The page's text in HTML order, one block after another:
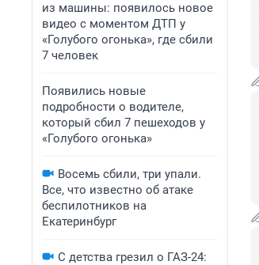
из машины: появилось новое
видео с моментом ДТП у
«Голубого огонька», где сбили
7 человек
Появились новые
подробности о водителе,
который сбил 7 пешеходов у
«Голубого огонька»
Восемь сбили, три упали.
Все, что известно об атаке
беспилотников на
Екатеринбург
С детства грезил о ГАЗ-24: